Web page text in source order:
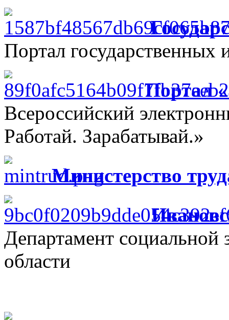
Портал
Портал
Всероссийский
Работай. Зарабатывай.»
Министерство
Департамент социальной
области